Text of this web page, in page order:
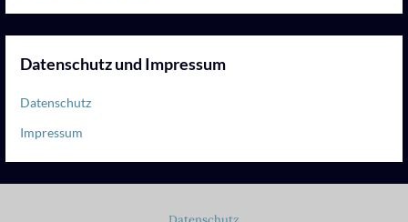
Datenschutz und Impressum
Datenschutz
Impressum